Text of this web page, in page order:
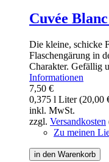
Cuvée
Die kleine, schicke
Flaschengärung in
Charakter. Gefällig
Informationen
7,50 €
0,375 l Liter (20,00
inkl. MwSt.
zzgl. Versandkosten
Zu meinen
in den Warenkorb